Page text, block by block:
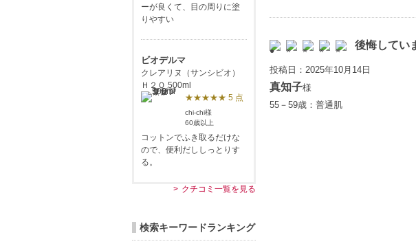
後悔してい
投稿日：2025年10月14日
真知子様
55－59歳：普通肌
ーが良くて、目の周りに塗
りやすい
ビオデルマ
クレアリヌ（サンシビオ）
Ｈ２Ｏ 500ml
★★★★★ 5 点
chi-chi様
60歳以上
コットンでふき取るだけな
ので、便利だししっとりす
る。
クチコミ一覧を見る
検索キーワードランキング